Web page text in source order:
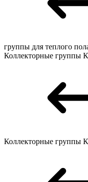
группы для теплого
Коллекторные группы
Коллекторные группы